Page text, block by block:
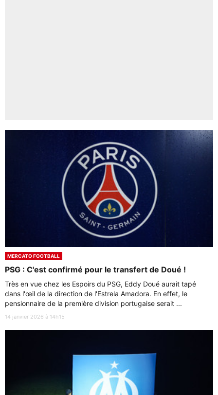
MERCATO FOOTBALL
PSG : C'est confirmé pour le transfert de Doué !
Très en vue chez les Espoirs du PSG, Eddy Doué aurait tapé
dans l'œil de la direction de l'Estrela Amadora. En effet, le
pensionnaire de la première division portugaise serait ...
14 janvier 2026 à 14h15